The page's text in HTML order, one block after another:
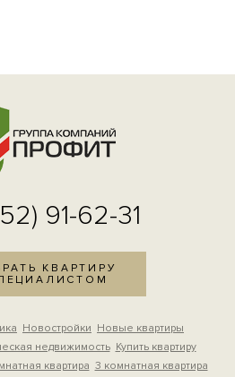
91-62-31
КВАРТИРУ
Новостройки Новые квартиры
недвижимость Купить квартиру
квартира 3 комнатная квартира